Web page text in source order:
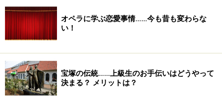
オペラに学ぶ恋愛事情……今も昔も変わらな
い！
宝塚の伝統……上級生のお手伝いはどうやって
決まる？ メリットは？